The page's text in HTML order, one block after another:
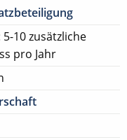
5-10 zusätzliche
pro Jahr